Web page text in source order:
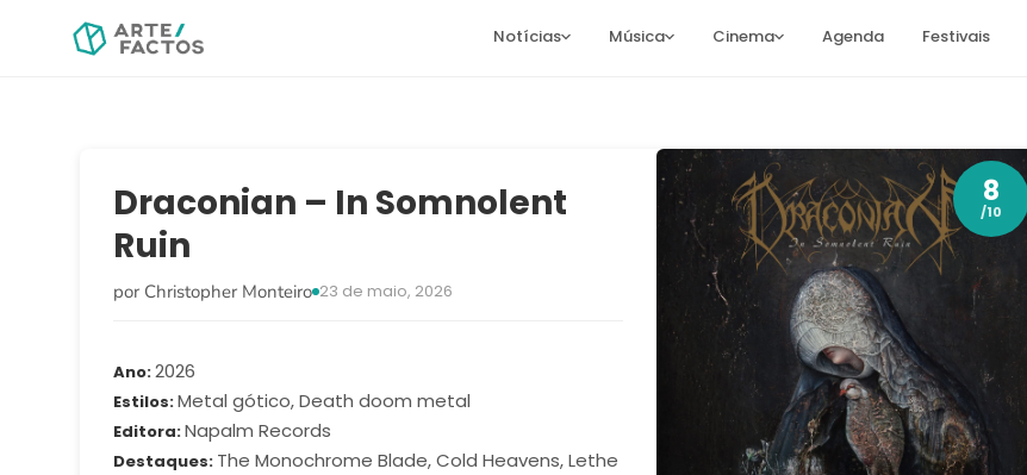
Notícias Música Cinema Agenda Festivais
Draconian – In Somnolent
Ruin
por Christopher Monteiro 23 de maio, 2026
Ano 2026
Estilos Metal gótico, Death doom metal
Editora Napalm Records
Destaques The Monochrome Blade, Cold Heavens, Lethe
8
/10